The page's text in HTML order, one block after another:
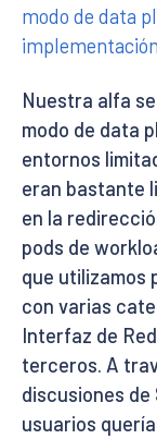
modo de data
Nuestra alfa
modo de data
entornos
eran bastante
en la
pods de
que utilizamos
con varias
Interfaz de
terceros. A
discusiones
usuarios